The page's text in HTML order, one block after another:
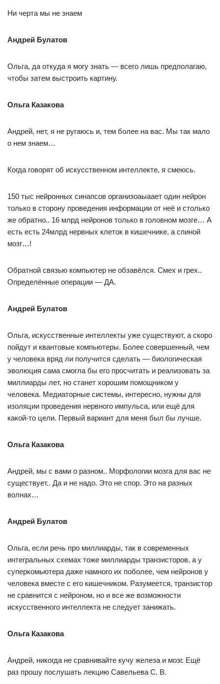
Ни черта мы не знаем
Андрей Булатов
Ольга, да откуда я могу знать — всего лишь предполагаю,
чтобы затем выстроить картину.
Ольга Казакова
Андрей, нет, я не ругаюсь и, тем более на вас. Мы так мало
о нем знаем…
Когда говорят об искусственном интеллекте, я смеюсь.
150 тыс нейронных синапсов организоаыаает один нейрон
только в сторону проведения информации от неё и столько
же обратно.. 16 млрд нейронов только в головном мозге… А
есть есть 24млрд нервных клеток в кишечнике, а спиной
мозг…!
Обратной связью компьютер не обзавёлся. Смех и грех..
Определённые операции — ДА.
Андрей Булатов
Ольга, искусственные интеллекты уже существуют, а скоро
пойдут и квантовые компьютеры. Более совершенный, чем
у человека вряд ли получится сделать — биологическая
эволюция сама смогла бы его просчитать и реализовать за
миллиарды лет, но станет хорошим помощником у
человека. Медиаторные системы, интересно, нужны для
изоляции проведения нервного импульса, или ещё для
какой-то цели. Первый вариант для меня был бы лучше.
Ольга Казакова
Андрей, мы с вами о разном.. Морфологии мозга для вас не
существует.. Да и не надо. Это не спор. Это на разных
волнах…
Андрей Булатов
Ольга, если речь про миллиарды, так в современных
интегральных схемах тоже миллиарды транзисторов, а у
суперкомьютера даже намного их поболее, чем нейронов у
человека вместе с его кишечником. Разумеется, транзистор
не сравнится с нейроном, но и все же возможности
искусственного интеллекта не следует занижать.
Ольга Казакова
Андрей, никогда не сравнивайте кучу железа и мозг. Ещё
раз прошу послушать лекцию Савельева С. В.